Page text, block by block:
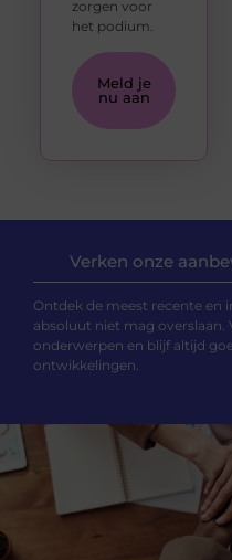
zorgen voor
het podium.
Meld je
nu aan
Verken onze
Ontdek de meest recente en
absoluut niet mag overslaan.
onderwerpen en blijf altijd
ontwikkelingen.